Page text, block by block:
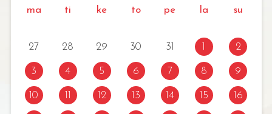
ma ti ke to pe la su
27 28 29 30 31 2
3 4 5 6 7 8 9
10 12 13 14 15 16